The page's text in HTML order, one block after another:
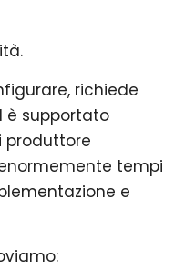
richiede
è supportato
produttore
tempi
e